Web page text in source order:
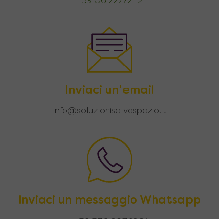
Inviaci un'email
info@soluzionisalvaspazio.it
Inviaci un messaggio Whatsapp